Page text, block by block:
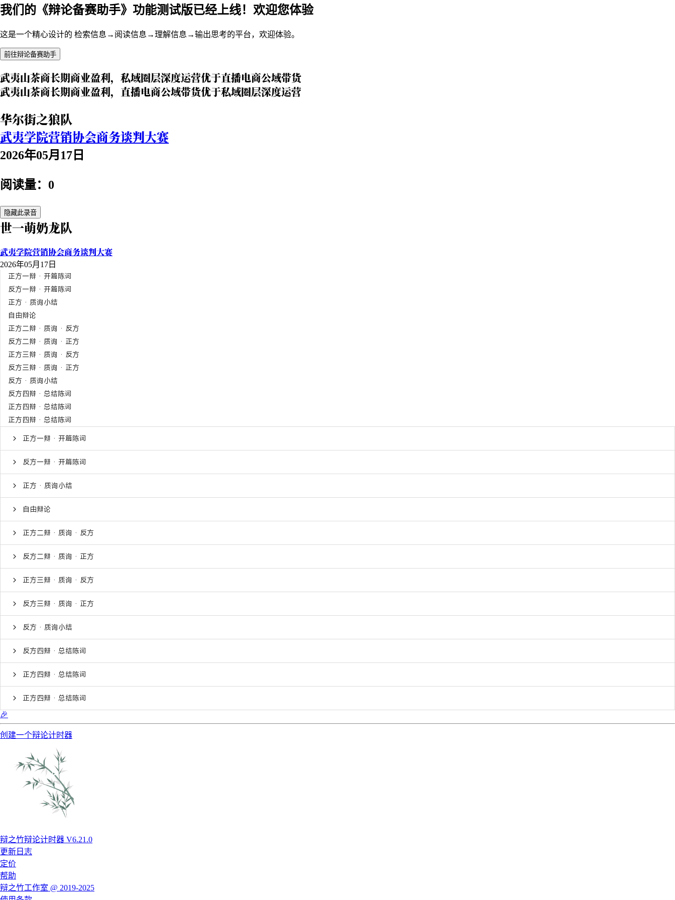
我们的《辩论备赛助手》功能测试版已经上线！欢迎您体验
这是一个精心设计的 检索信息→阅读信息→理解信息→输出思考的平台，欢迎体验。
前往辩论备赛助手
武夷山茶商长期商业盈利，私域圈层深度运营优于直播电商公域带货
武夷山茶商长期商业盈利，直播电商公域带货优于私域圈层深度运营
华尔街之狼队
武夷学院营销协会商务谈判大赛
2026年05月17日
阅读量：0
隐藏此录音
世一萌奶龙队
武夷学院营销协会商务谈判大赛
2026年05月17日
正方一辩 · 开篇陈词
反方一辩 · 开篇陈词
正方 · 质询小结
自由辩论
正方二辩 · 质询 · 反方
反方二辩 · 质询 · 正方
正方三辩 · 质询 · 反方
反方三辩 · 质询 · 正方
反方 · 质询小结
反方四辩 · 总结陈词
正方四辩 · 总结陈词
正方四辩 · 总结陈词
正方一辩 · 开篇陈词
反方一辩 · 开篇陈词
正方 · 质询小结
自由辩论
正方二辩 · 质询 · 反方
反方二辩 · 质询 · 正方
正方三辩 · 质询 · 反方
反方三辩 · 质询 · 正方
反方 · 质询小结
反方四辩 · 总结陈词
正方四辩 · 总结陈词
正方四辩 · 总结陈词
🎉
创建一个辩论计时器
辩之竹辩论计时器 V6.21.0
更新日志
定价
帮助
辩之竹工作室 @ 2019-2025